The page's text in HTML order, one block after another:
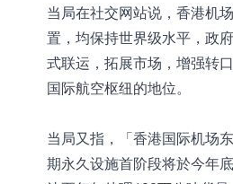
江总部物业服务
亚太股份：公司
Stellantis集团的
当局在社交网站说，香港机
置，均保持世界级水平，政
式联运，拓展市场，增强转
国际航空枢纽的地位。
当局又指，「香港国际机场
期永久设施首阶段将於今年